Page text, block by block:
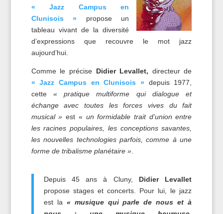
« Jazz Campus en
Clunisois » propose un
tableau vivant de la diversité
d’expressions que recouvre le mot jazz
aujourd’hui.
Comme le précise Didier Levallet, directeur de
« Jazz Campus en Clunisois » depuis 1977,
cette « pratique multiforme qui dialogue et
échange avec toutes les forces vives du fait
musical » est « un formidable trait d’union entre
les racines populaires, les conceptions savantes,
les nouvelles technologies parfois, comme à une
forme de tribalisme planétaire ».
Depuis 45 ans à Cluny, Didier Levallet
propose stages et concerts. Pour lui, le jazz
est la « musique qui parle de nous et à